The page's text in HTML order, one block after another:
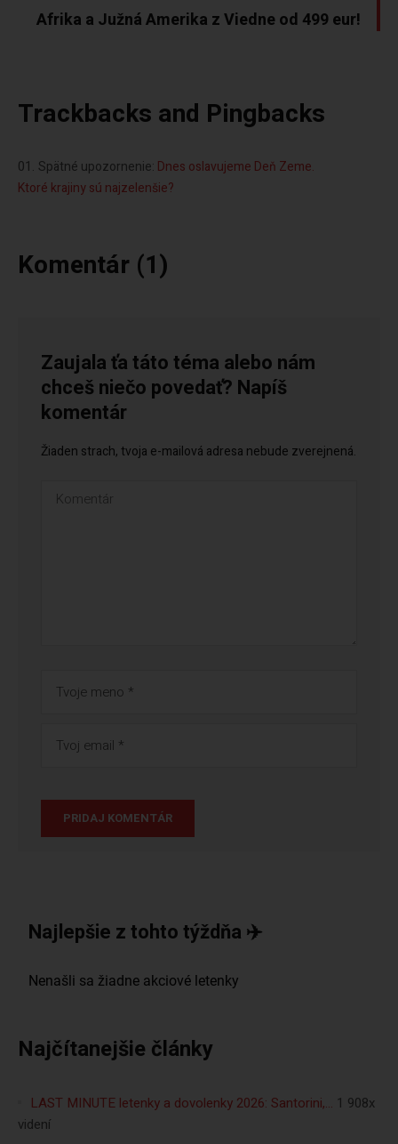
Afrika a Južná Amerika z Viedne od 499 eur!
Trackbacks and Pingbacks
Spätné upozornenie: Dnes oslavujeme Deň Zeme.
Ktoré krajiny sú najzelenšie?
Komentár (1)
Zaujala ťa táto téma alebo nám
chceš niečo povedať? Napíš
komentár
Žiaden strach, tvoja e-mailová adresa nebude zverejnená.
Najlepšie z tohto týždňa ✈️
Najčítanejšie články
LAST MINUTE letenky a dovolenky 2026: Santorini,… 1 908x
videní